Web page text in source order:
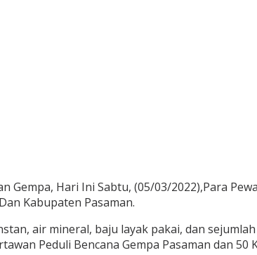
Hari Ini Sabtu, (05/03/2022),Para
Kabupaten Pasaman.
air mineral, baju layak pakai, dan
Peduli Bencana Gempa Pasaman dan 50